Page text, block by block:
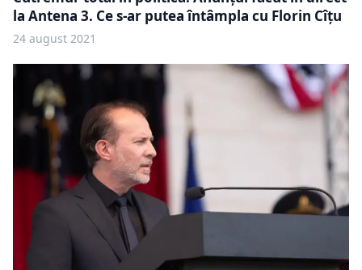
la Antena 3. Ce s-ar putea întâmpla cu Florin Cîțu
24 august 2021